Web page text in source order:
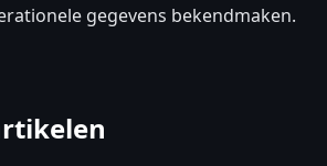
gegevens bekendmaken.